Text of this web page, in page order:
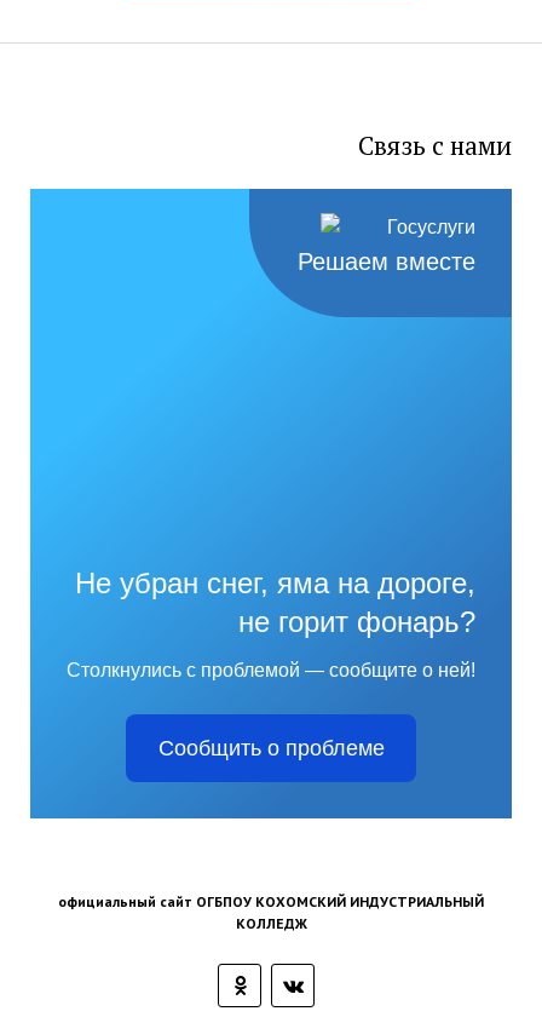
Связь с нами
Решаем вместе
Не убран снег, яма на дороге,
не горит фонарь?
Столкнулись с проблемой — сообщите о ней!
Сообщить о проблеме
официальный сайт ОГБПОУ КОХОМСКИЙ ИНДУСТРИАЛЬНЫЙ
КОЛЛЕДЖ